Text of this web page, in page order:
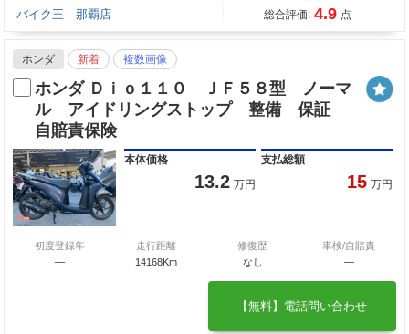
バイク王 那覇店
総合評価: 4.9 点
ホンダ 新着 複数画像
ホンダ Ｄｉｏ１１０ ＪＦ５８型 ノーマ
ル アイドリングストップ 整備 保証
自賠責保険
本体価格
13.2 万円
支払総額
15 万円
初度登録年
―
走行距離
14168Km
修復歴
なし
車検/自賠責
―
【無料】電話問い合わせ